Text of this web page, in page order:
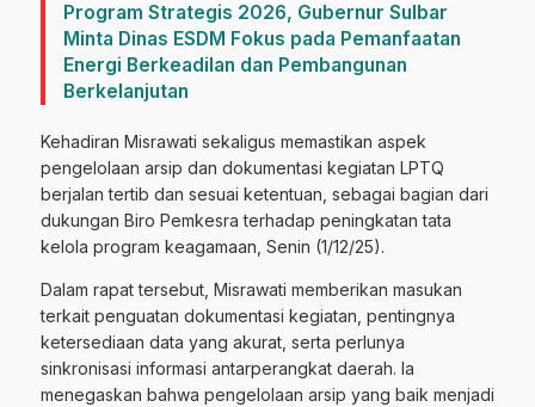
Program Strategis 2026, Gubernur Sulbar
Minta Dinas ESDM Fokus pada Pemanfaatan
Energi Berkeadilan dan Pembangunan
Berkelanjutan
Kehadiran Misrawati sekaligus memastikan aspek
pengelolaan arsip dan dokumentasi kegiatan LPTQ
berjalan tertib dan sesuai ketentuan, sebagai bagian dari
dukungan Biro Pemkesra terhadap peningkatan tata
kelola program keagamaan, Senin (1/12/25).
Dalam rapat tersebut, Misrawati memberikan masukan
terkait penguatan dokumentasi kegiatan, pentingnya
ketersediaan data yang akurat, serta perlunya
sinkronisasi informasi antarperangkat daerah. Ia
menegaskan bahwa pengelolaan arsip yang baik menjadi